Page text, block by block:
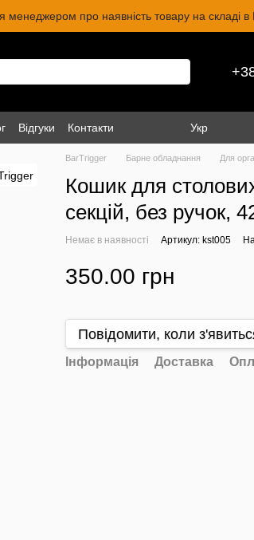
про наявність товару на складі в
Відгуки Контакти Укр
BarTrigger Барне обладнання Для
Кошик для
секцій, без ручок,
Немає в наявності Артикул: kst005
350.00 грн
Повідомити, коли
Інформація Доставка